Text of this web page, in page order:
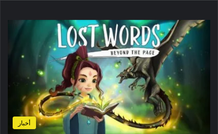
أخبار